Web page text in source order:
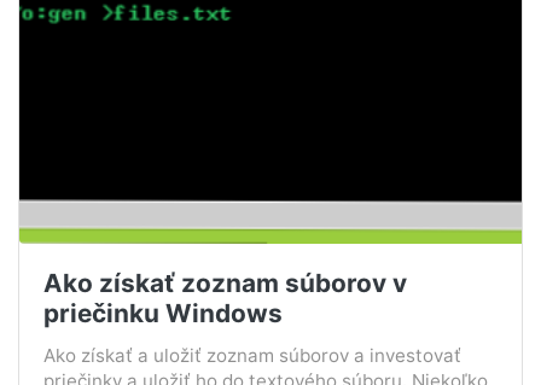
Ako získať zoznam súborov v
priečinku Windows
Ako získať a uložiť zoznam súborov a investovať